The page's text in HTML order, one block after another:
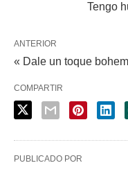
Tengo
ANTERIOR
« Dale un toque
COMPARTIR
PUBLICADO POR